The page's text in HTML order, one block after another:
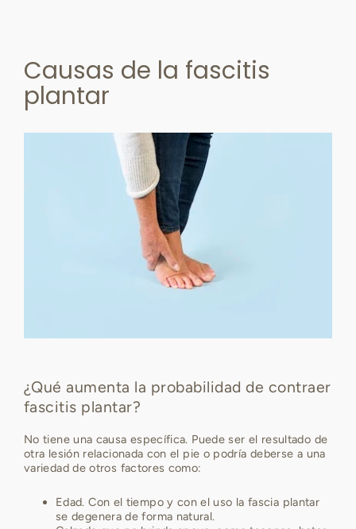
Causas de la fascitis
plantar
¿Qué aumenta la probabilidad de contraer
fascitis plantar?
No tiene una causa específica. Puede ser el resultado de
otra lesión relacionada con el pie o podría deberse a una
variedad de otros factores como:
Edad. Con el tiempo y con el uso la fascia plantar
se degenera de forma natural.